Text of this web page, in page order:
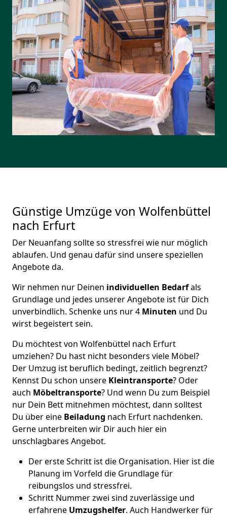
Günstige Umzüge von Wolfenbüttel
nach Erfurt
Der Neuanfang sollte so stressfrei wie nur möglich
ablaufen. Und genau dafür sind unsere speziellen
Angebote da.
Wir nehmen nur Deinen individuellen Bedarfals
Grundlage und jedes unserer Angebote ist für Dich
unverbindlich. Schenke uns nur 4 Minuten und Du
wirst begeistert sein.
Du möchtest von Wolfenbüttel nach Erfurt
umziehen? Du hast nicht besonders viele Möbel?
Der Umzug ist beruflich bedingt, zeitlich begrenzt?
Kennst Du schon unsere Kleintransporte? Oder
auch Möbeltransporte? Und wenn Du zum Beispiel
nur Dein Bett mitnehmen möchtest, dann solltest
Du über eine Beiladung nach Erfurt nachdenken.
Gerne unterbreiten wir Dir auch hier ein
unschlagbares Angebot.
Der erste Schritt ist die Organisation. Hier ist die
Planung im Vorfeld die Grundlage für
reibungslos und stressfrei.
Schritt Nummer zwei sind zuverlässige und
erfahrene Umzugshelfer. Auch Handwerker für